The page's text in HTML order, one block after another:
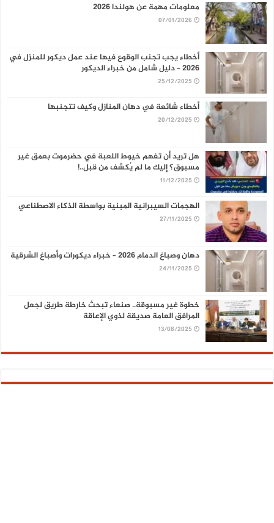
معلومات مهمة عن هولندا 2026
07/01/2026
أخطاء يجب تجنب الوقوع فيها عند عمل ديكور للمنزل في
2026 – دليل شامل من خبراء الديكور
25/12/2025
أخطاء شائعة في دهان المنازل وكيف تتجنبها
20/12/2025
هل تريد أن تفهم خيوط اللعبة في حضرموت بعمق غير
مسبوق؟ إليك ما لم يُكشف من قبل..!
11/12/2025
الهجمات السيبرانية المبنية بواسطة الذكاء الاصطناعي
27/11/2025
دهان وصباغ الدمام 2026 – خبراء ديكورات وأصباغ الشرقية
24/11/2025
خطوة غير مسبوقة.. صنعاء تبحث خارطة طريق لجعل
المرافق العامة صديقة لذوي الإعاقة
13/08/2025